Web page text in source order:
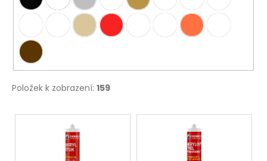
Položek k zobrazení: 159
V